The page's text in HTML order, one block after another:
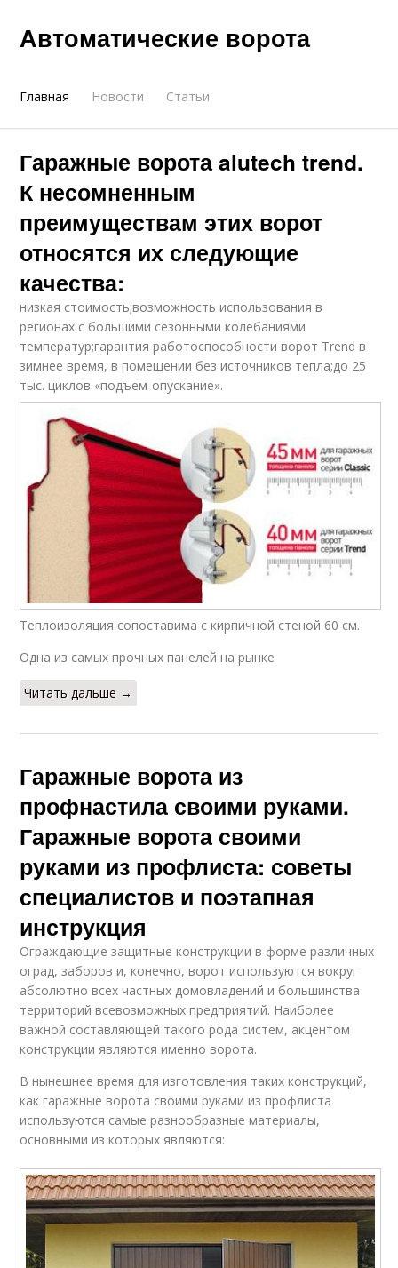
Автоматические ворота
Главная Новости Статьи
Гаражные ворота alutech trend.
К несомненным
преимуществам этих ворот
относятся их следующие
качества:
низкая стоимость;возможность использования в
регионах с большими сезонными колебаниями
температур;гарантия работоспособности ворот Trend в
зимнее время, в помещении без источников тепла;до 25
тыс. циклов «подъем-опускание».
Теплоизоляция сопоставима с кирпичной стеной 60 см.
Одна из самых прочных панелей на рынке
Читать дальше →
Гаражные ворота из
профнастила своими руками.
Гаражные ворота своими
руками из профлиста: советы
специалистов и поэтапная
инструкция
Ограждающие защитные конструкции в форме различных
оград, заборов и, конечно, ворот используются вокруг
абсолютно всех частных домовладений и большинства
территорий всевозможных предприятий. Наиболее
важной составляющей такого рода систем, акцентом
конструкции являются именно ворота.
В нынешнее время для изготовления таких конструкций,
как гаражные ворота своими руками из профлиста
используются самые разнообразные материалы,
основными из которых являются: